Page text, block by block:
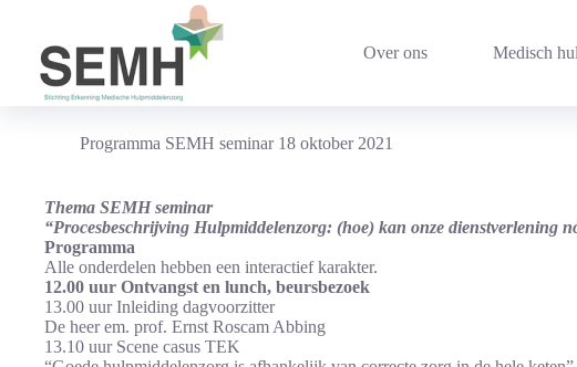
inhoud
Over ons Medisch
Programma SEMH seminar 18 oktober 2021
Thema SEMH seminar
“Procesbeschrijving Hulpmiddelenzorg: (hoe) kan onze dienstverlening
Programma
Alle onderdelen hebben een interactief karakter.
12.00 uur Ontvangst en lunch, beursbezoek
13.00 uur Inleiding dagvoorzitter
De heer em. prof. Ernst Roscam Abbing
13.10 uur Scene casus TEK